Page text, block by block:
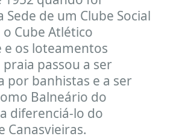
de um Clube Social
Cube Atlético
e os loteamentos
passou a ser
por banhistas e a ser
Balneário do
diferenciá-lo do
Canasvieiras.